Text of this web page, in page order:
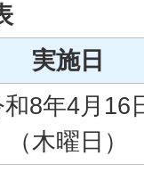
実施日
和8年4月16
（木曜日）